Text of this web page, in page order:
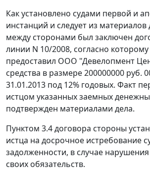
Как установлено судами первой и
инстанций и следует из материалов
между сторонами был заключен
линии N 10/2008, согласно
предоставил ООО "Девелопмент
средства в размере 200000000 руб.
31.01.2013 под 12% годовых. Факт
истцом указанных заемных
подтвержден материалами дела.
Пунктом 3.4 договора стороны
истца на досрочное истребование
задолженности, в случае
своих обязательств.